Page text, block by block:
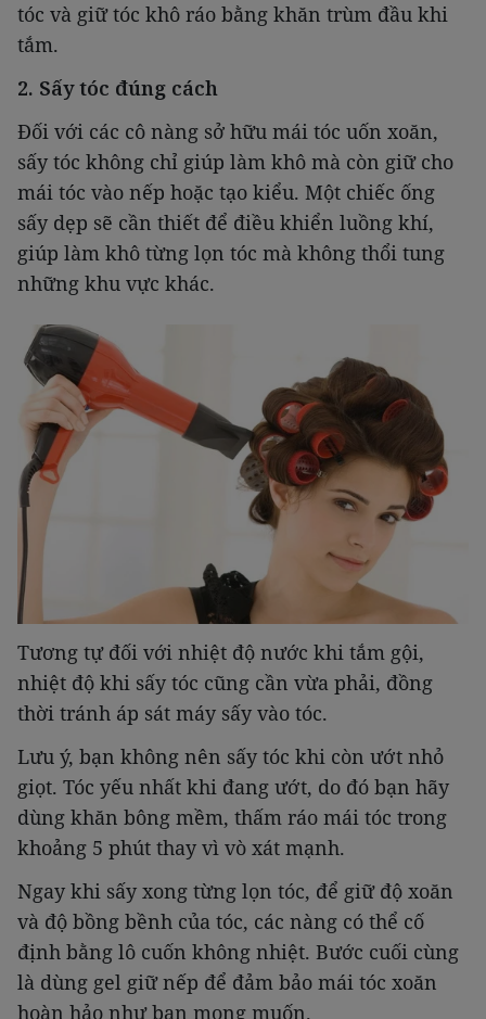
tóc và giữ tóc khô ráo bằng khăn trùm đầu khi
tắm.
2. Sấy tóc đúng cách
Đối với các cô nàng sở hữu mái tóc uốn xoăn,
sấy tóc không chỉ giúp làm khô mà còn giữ cho
mái tóc vào nếp hoặc tạo kiểu. Một chiếc ống
sấy dẹp sẽ cần thiết để điều khiển luồng khí,
giúp làm khô từng lọn tóc mà không thổi tung
những khu vực khác.
Tương tự đối với nhiệt độ nước khi tắm gội,
nhiệt độ khi sấy tóc cũng cần vừa phải, đồng
thời tránh áp sát máy sấy vào tóc.
Lưu ý, bạn không nên sấy tóc khi còn ướt nhỏ
giọt. Tóc yếu nhất khi đang ướt, do đó bạn hãy
dùng khăn bông mềm, thấm ráo mái tóc trong
khoảng 5 phút thay vì vò xát mạnh.
Ngay khi sấy xong từng lọn tóc, để giữ độ xoăn
và độ bồng bềnh của tóc, các nàng có thể cố
định bằng lô cuốn không nhiệt. Bước cuối cùng
là dùng gel giữ nếp để đảm bảo mái tóc xoăn
hoàn hảo như bạn mong muốn.